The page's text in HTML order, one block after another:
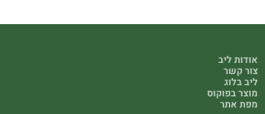
אודות ליב
צור קשר
ליב בלוג
מוצר בפוקוס
מפת אתר